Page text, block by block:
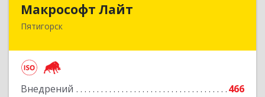
Макрософт Лайт
Пятигорск
Внедрений 466
357501, Ставропольский край, Пятигорск г,